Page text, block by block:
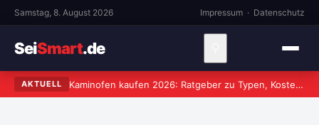
Samstag, 8. August 2026 Impressum · Datenschutz
SeiSmart.de
AKTUELL Kaminofen kaufen 2026: Ratgeber zu Typen, Kosten und worauf wirklich zu achten ist